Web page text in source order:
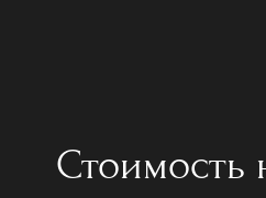
Стоимость